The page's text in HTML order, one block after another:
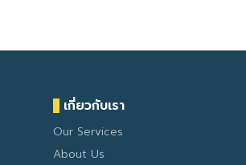
เกี่ยวกับเรา
Our Services
About Us